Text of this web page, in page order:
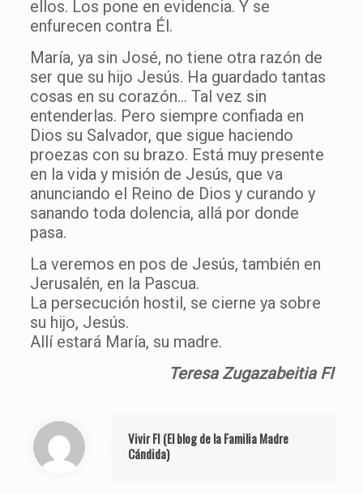
ellos. Los pone en evidencia. Y se
enfurecen contra Él.
María, ya sin José, no tiene otra razón de
ser que su hijo Jesús. Ha guardado tantas
cosas en su corazón… Tal vez sin
entenderlas. Pero siempre confiada en
Dios su Salvador, que sigue haciendo
proezas con su brazo. Está muy presente
en la vida y misión de Jesús, que va
anunciando el Reino de Dios y curando y
sanando toda dolencia, allá por donde
pasa.
La veremos en pos de Jesús, también en
Jerusalén, en la Pascua.
La persecución hostil, se cierne ya sobre
su hijo, Jesús.
Allí estará María, su madre.
Teresa Zugazabeitia FI
Vivir FI (El blog de la Familia Madre
Cándida)